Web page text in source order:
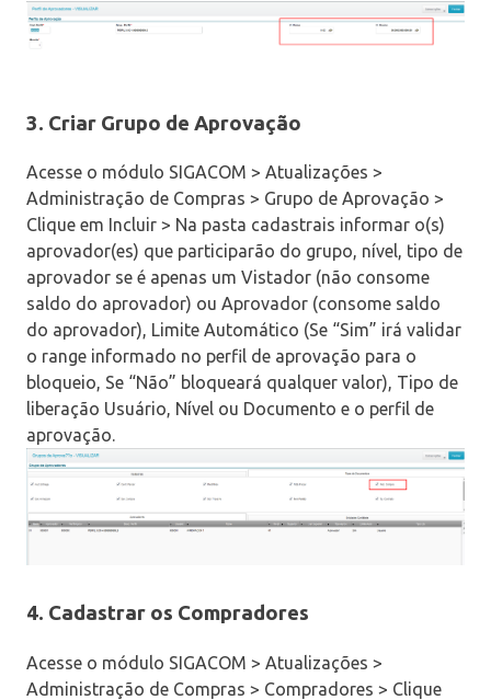
3. Criar Grupo de Aprovação
Acesse o módulo SIGACOM > Atualizações >
Administração de Compras > Grupo de Aprovação >
Clique em Incluir > Na pasta cadastrais informar o(s)
aprovador(es) que participarão do grupo, nível, tipo de
aprovador se é apenas um Vistador (não consome
saldo do aprovador) ou Aprovador (consome saldo
do aprovador), Limite Automático (Se “Sim” irá validar
o range informado no perfil de aprovação para o
bloqueio, Se “Não” bloqueará qualquer valor), Tipo de
liberação Usuário, Nível ou Documento e o perfil de
aprovação.
4. Cadastrar os Compradores
Acesse o módulo SIGACOM > Atualizações >
Administração de Compras > Compradores > Clique